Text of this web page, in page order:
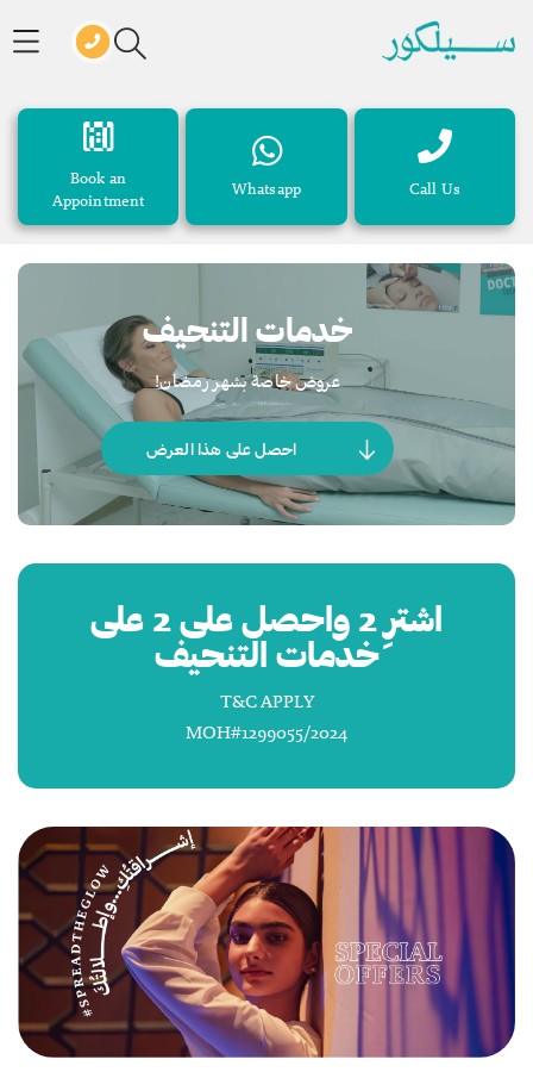
Call Us
Whatsapp
Book an
Appointment
خدمات التنحيف
عروض خاصة بشهر رمضان!
احصل على هذا العرض
اشترِ 2 واحصل على 2 على
خدمات التنحيف
T&C APPLY
MOH#1299055/2024